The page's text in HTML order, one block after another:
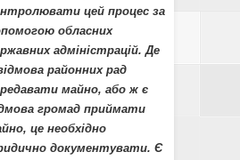
цей процес за
обласних
адміністрацій. Де
районних рад
майно, або ж є
громад приймати
це необхідно
документувати. Є